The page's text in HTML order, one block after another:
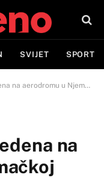
SVIJET SPORT
na aerodromu u Njemačkoj
na